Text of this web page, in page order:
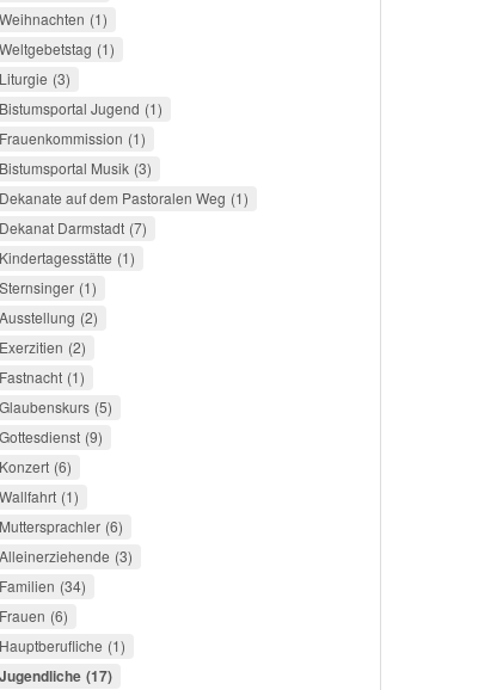
Weihnachten 1
Weltgebetstag 1
Liturgie 3
Bistumsportal Jugend 1
Frauenkommission 1
Bistumsportal Musik 3
Dekanate auf dem Pastoralen Weg 1
Dekanat Darmstadt 7
Kindertagesstätte 1
Sternsinger 1
Ausstellung 2
Exerzitien 2
Fastnacht 1
Glaubenskurs 5
Gottesdienst 9
Konzert 6
Wallfahrt 1
Muttersprachler 6
Alleinerziehende 3
Familien 34
Frauen 6
Hauptberufliche 1
Jugendliche 17